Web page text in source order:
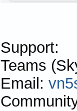
Support:
Teams
Email: